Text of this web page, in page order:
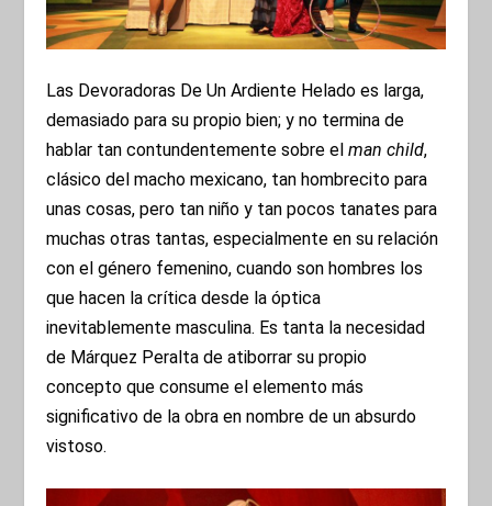
Las Devoradoras De Un Ardiente Helado es larga,
demasiado para su propio bien; y no termina de
hablar tan contundentemente sobre elman child,
clásico del macho mexicano, tan hombrecito para
unas cosas, pero tan niño y tan pocos tanates para
muchas otras tantas, especialmente en su relación
con el género femenino, cuando son hombres los
que hacen la crítica desde la óptica
inevitablemente masculina. Es tanta la necesidad
de Márquez Peralta de atiborrar su propio
concepto que consume el elemento más
significativo de la obra en nombre de un absurdo
vistoso.